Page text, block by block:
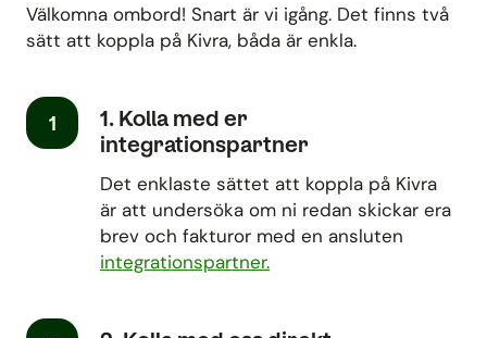
Välkomna ombord! Snart är vi igång. Det finns två
sätt att koppla på Kivra, båda är enkla.
1
1. Kolla med er
integrationspartner
Det enklaste sättet att koppla på Kivra
är att undersöka om ni redan skickar era
brev och fakturor med en ansluten
integrationspartner.